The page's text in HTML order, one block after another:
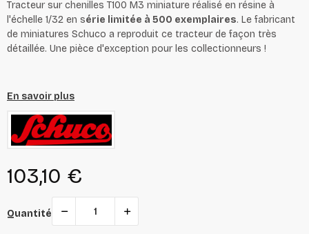
Tracteur sur chenilles T100 M3 miniature réalisé en résine à
l'échelle 1/32 en série limitée à 500 exemplaires. Le fabricant
de miniatures Schuco a reproduit ce tracteur de façon très
détaillée. Une pièce d'exception pour les collectionneurs !
En savoir plus
103,10 €
Quantité